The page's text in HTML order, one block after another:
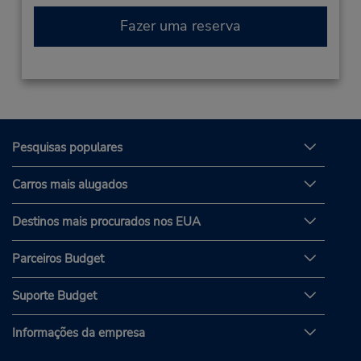
Fazer uma reserva
Pesquisas populares
Carros mais alugados
Destinos mais procurados nos EUA
Parceiros Budget
Suporte Budget
Informações da empresa